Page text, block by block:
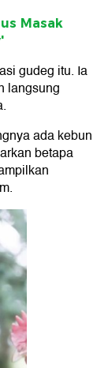
Masak
gudeg itu. Ia
langsung
ada kebun
betapa